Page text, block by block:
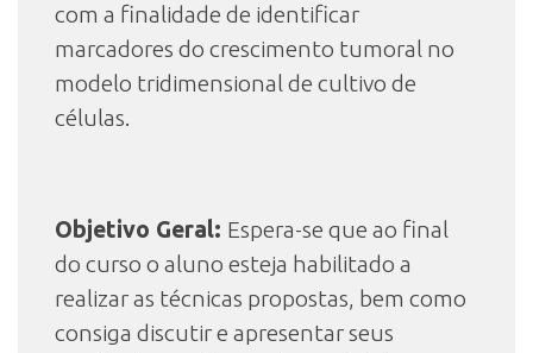
com a finalidade de identificar
marcadores do crescimento tumoral no
modelo tridimensional de cultivo de
células.
Objetivo Geral: Espera-se que ao final
do curso o aluno esteja habilitado a
realizar as técnicas propostas, bem como
consiga discutir e apresentar seus